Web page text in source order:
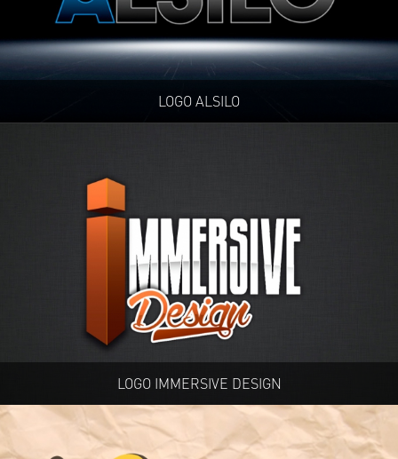
LOGO ALSILO
LOGO IMMERSIVE DESIGN